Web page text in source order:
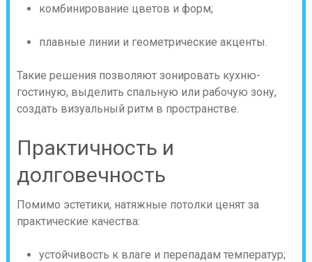
комбинирование цветов и форм;
плавные линии и геометрические акценты.
Такие решения позволяют зонировать кухню-
гостиную, выделить спальную или рабочую зону,
создать визуальный ритм в пространстве.
Практичность и
долговечность
Помимо эстетики, натяжные потолки ценят за
практические качества:
устойчивость к влаге и перепадам температур;